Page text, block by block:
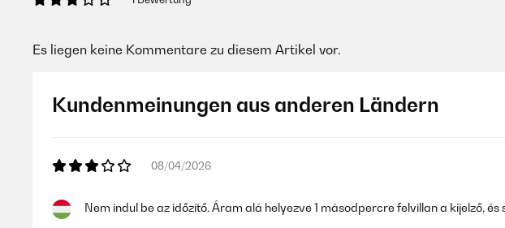
Es liegen keine Kommentare zu diesem Artikel vor.
Kundenmeinungen aus anderen Ländern
08/04/2026
Nem indul be az időzítő. Áram alá helyezve 1 másodpercre felvillan a kijelző,